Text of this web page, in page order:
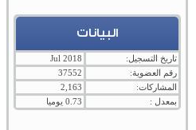
البيانات
تاريخ التسجيل:
Jul 2018
رقم العضوية:
37552
المشاركات:
2,163
بمعدل :
0.73 يوميا